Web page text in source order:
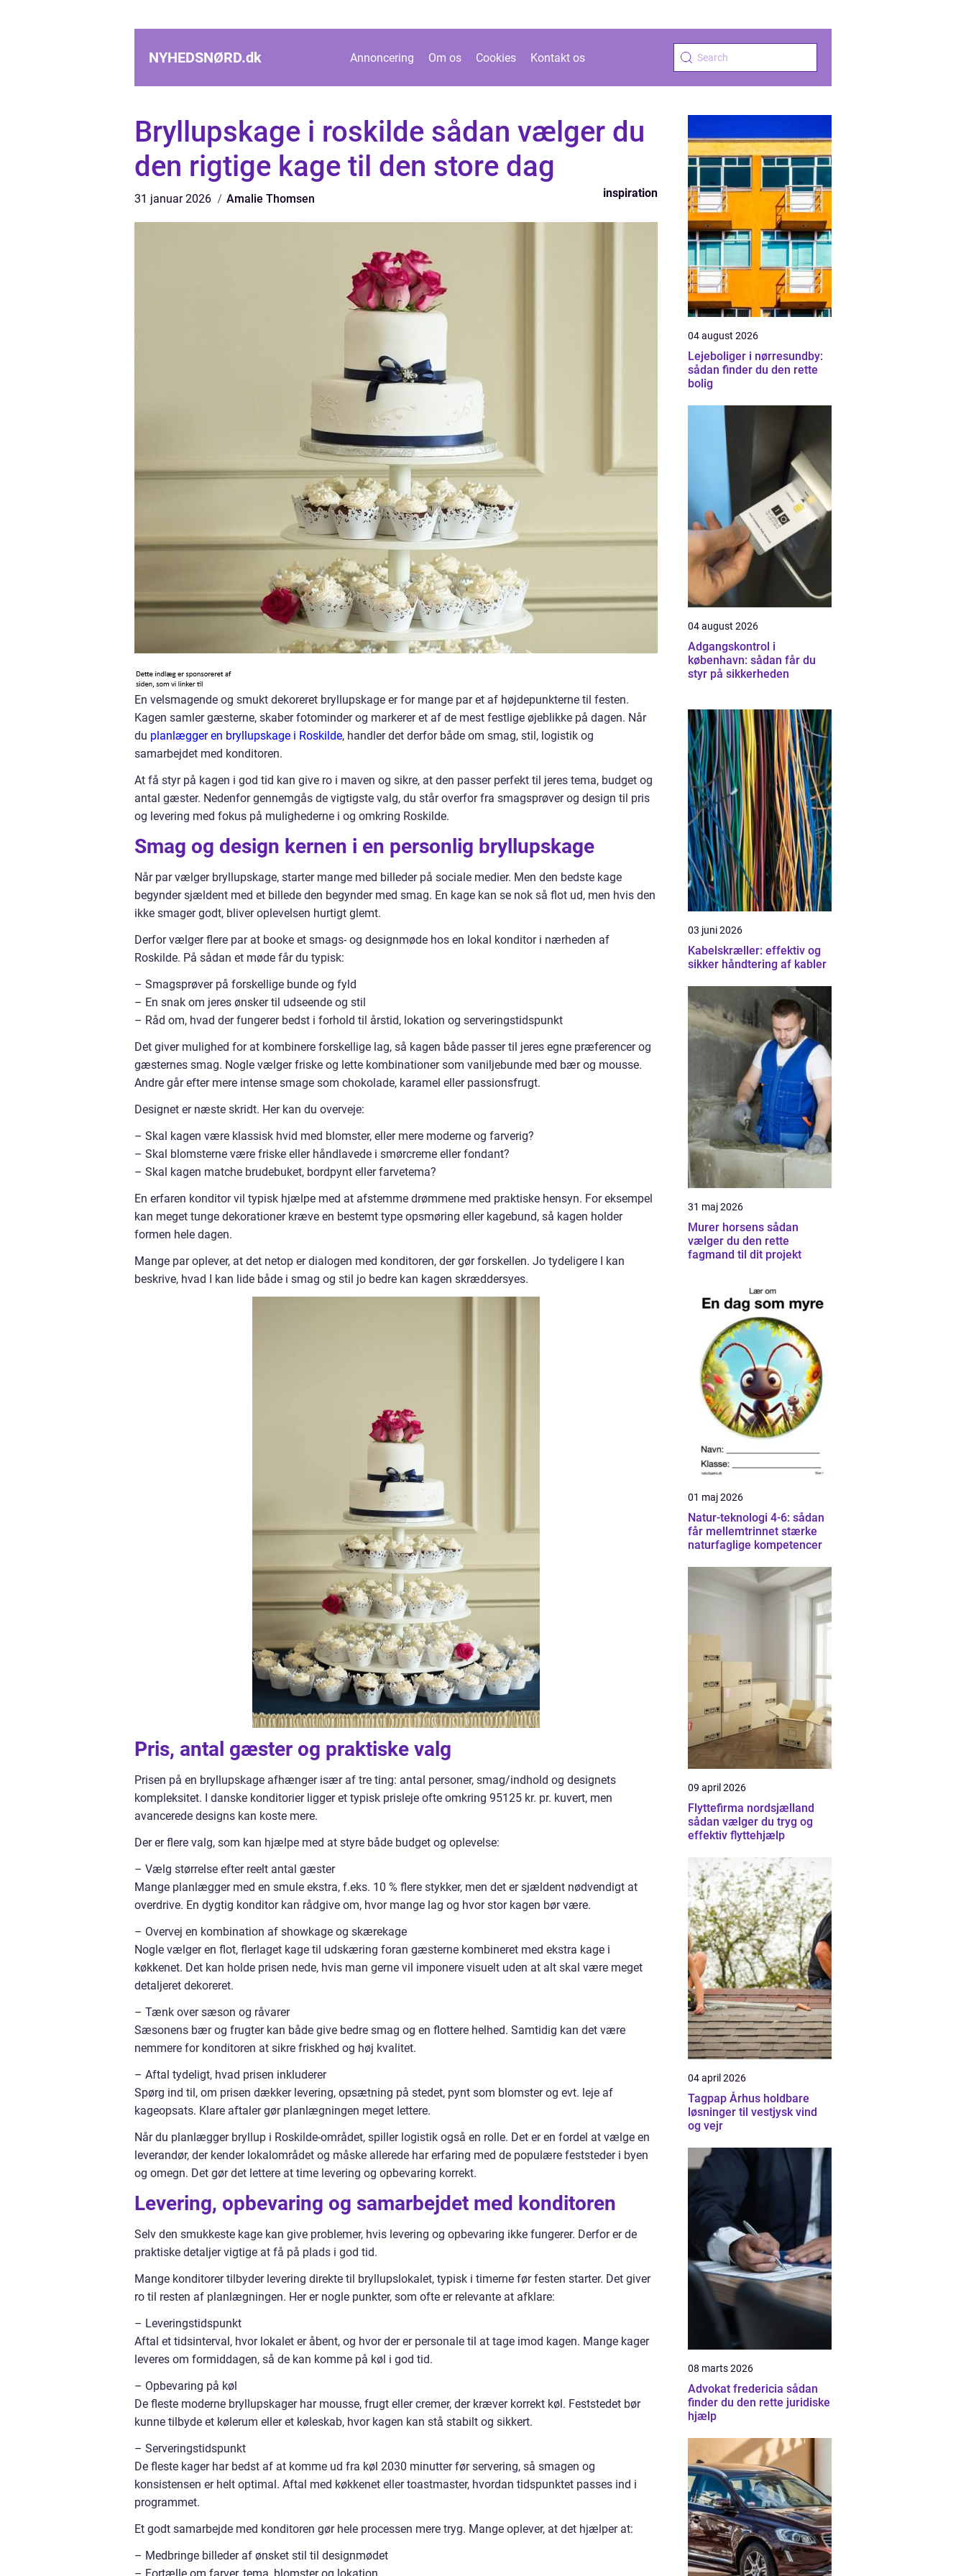
NYHEDSNØRD.dk Annoncering Om os Cookies Kontakt os
Bryllupskage i roskilde sådan vælger du
den rigtige kage til den store dag
31 januar 2026 Amalie Thomsen inspiration
En velsmagende og smukt dekoreret bryllupskage er for mange par et af højdepunkterne til festen.
Kagen samler gæsterne, skaber fotominder og markerer et af de mest festlige øjeblikke på dagen. Når
du planlægger en bryllupskage i Roskilde, handler det derfor både om smag, stil, logistik og
samarbejdet med konditoren.
At få styr på kagen i god tid kan give ro i maven og sikre, at den passer perfekt til jeres tema, budget og
antal gæster. Nedenfor gennemgås de vigtigste valg, du står overfor fra smagsprøver og design til pris
og levering med fokus på mulighederne i og omkring Roskilde.
Smag og design kernen i en personlig bryllupskage
Når par vælger bryllupskage, starter mange med billeder på sociale medier. Men den bedste kage
begynder sjældent med et billede den begynder med smag. En kage kan se nok så flot ud, men hvis den
ikke smager godt, bliver oplevelsen hurtigt glemt.
Derfor vælger flere par at booke et smags- og designmøde hos en lokal konditor i nærheden af
Roskilde. På sådan et møde får du typisk:
– Smagsprøver på forskellige bunde og fyld
– En snak om jeres ønsker til udseende og stil
– Råd om, hvad der fungerer bedst i forhold til årstid, lokation og serveringstidspunkt
Det giver mulighed for at kombinere forskellige lag, så kagen både passer til jeres egne præferencer og
gæsternes smag. Nogle vælger friske og lette kombinationer som vaniljebunde med bær og mousse.
Andre går efter mere intense smage som chokolade, karamel eller passionsfrugt.
Designet er næste skridt. Her kan du overveje:
– Skal kagen være klassisk hvid med blomster, eller mere moderne og farverig?
– Skal blomsterne være friske eller håndlavede i smørcreme eller fondant?
– Skal kagen matche brudebuket, bordpynt eller farvetema?
En erfaren konditor vil typisk hjælpe med at afstemme drømmene med praktiske hensyn. For eksempel
kan meget tunge dekorationer kræve en bestemt type opsmøring eller kagebund, så kagen holder
formen hele dagen.
Mange par oplever, at det netop er dialogen med konditoren, der gør forskellen. Jo tydeligere I kan
beskrive, hvad I kan lide både i smag og stil jo bedre kan kagen skræddersyes.
Pris, antal gæster og praktiske valg
Prisen på en bryllupskage afhænger især af tre ting: antal personer, smag/indhold og designets
kompleksitet. I danske konditorier ligger et typisk prisleje ofte omkring 95125 kr. pr. kuvert, men
avancerede designs kan koste mere.
Der er flere valg, som kan hjælpe med at styre både budget og oplevelse:
– Vælg størrelse efter reelt antal gæster
Mange planlægger med en smule ekstra, f.eks. 10 % flere stykker, men det er sjældent nødvendigt at
overdrive. En dygtig konditor kan rådgive om, hvor mange lag og hvor stor kagen bør være.
– Overvej en kombination af showkage og skærekage
Nogle vælger en flot, flerlaget kage til udskæring foran gæsterne kombineret med ekstra kage i
køkkenet. Det kan holde prisen nede, hvis man gerne vil imponere visuelt uden at alt skal være meget
detaljeret dekoreret.
– Tænk over sæson og råvarer
Sæsonens bær og frugter kan både give bedre smag og en flottere helhed. Samtidig kan det være
nemmere for konditoren at sikre friskhed og høj kvalitet.
– Aftal tydeligt, hvad prisen inkluderer
Spørg ind til, om prisen dækker levering, opsætning på stedet, pynt som blomster og evt. leje af
kageopsats. Klare aftaler gør planlægningen meget lettere.
Når du planlægger bryllup i Roskilde-området, spiller logistik også en rolle. Det er en fordel at vælge en
leverandør, der kender lokalområdet og måske allerede har erfaring med de populære feststeder i byen
og omegn. Det gør det lettere at time levering og opbevaring korrekt.
Levering, opbevaring og samarbejdet med konditoren
Selv den smukkeste kage kan give problemer, hvis levering og opbevaring ikke fungerer. Derfor er de
praktiske detaljer vigtige at få på plads i god tid.
Mange konditorer tilbyder levering direkte til bryllupslokalet, typisk i timerne før festen starter. Det giver
ro til resten af planlægningen. Her er nogle punkter, som ofte er relevante at afklare:
– Leveringstidspunkt
Aftal et tidsinterval, hvor lokalet er åbent, og hvor der er personale til at tage imod kagen. Mange kager
leveres om formiddagen, så de kan komme på køl i god tid.
– Opbevaring på køl
De fleste moderne bryllupskager har mousse, frugt eller cremer, der kræver korrekt køl. Feststedet bør
kunne tilbyde et kølerum eller et køleskab, hvor kagen kan stå stabilt og sikkert.
– Serveringstidspunkt
De fleste kager har bedst af at komme ud fra køl 2030 minutter før servering, så smagen og
konsistensen er helt optimal. Aftal med køkkenet eller toastmaster, hvordan tidspunktet passes ind i
programmet.
Et godt samarbejde med konditoren gør hele processen mere tryg. Mange oplever, at det hjælper at:
– Medbringe billeder af ønsket stil til designmødet
04 august 2026
Lejeboliger i nørresundby:
sådan finder du den rette
bolig
04 august 2026
Adgangskontrol i
københavn: sådan får du
styr på sikkerheden
03 juni 2026
Kabelskræller: effektiv og
sikker håndtering af kabler
31 maj 2026
Murer horsens sådan
vælger du den rette
fagmand til dit projekt
01 maj 2026
Natur-teknologi 4-6: sådan
får mellemtrinnet stærke
naturfaglige kompetencer
09 april 2026
Flyttefirma nordsjælland
sådan vælger du tryg og
effektiv flyttehjælp
04 april 2026
Tagpap Århus holdbare
løsninger til vestjysk vind
og vejr
08 marts 2026
Advokat fredericia sådan
finder du den rette juridiske
hjælp